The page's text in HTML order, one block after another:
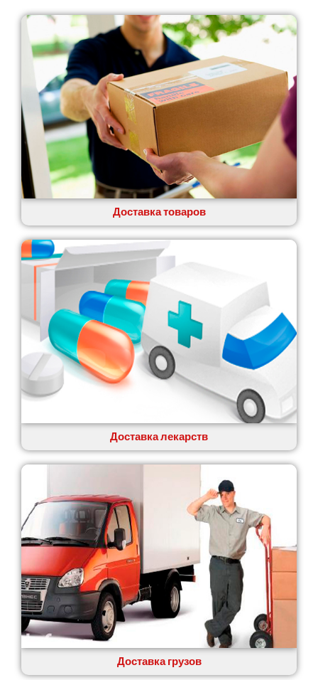
Фонтанка
Гатное
Глеваха
Горишние Плавни
Гостомель
Харьков
Херсон
Хмельницкий
Хмельник
Ирпень
Ивано-Франковск
Измаил
Кагарлык
Калуш
Каменец-Подольский
Каменка
Каменское
Казатин
Кобеляки
Коцюбинское
Конотоп
Коростень
Корсунь-Шевченковский
Ковель
Козин
Кременчуг
Кременец
Кривой Рог
Кролевец
Кропивницкий
Крыховцы
Крюковщина
Крыжановка
Ладыжин
Лесники
Доставка товаров
Доставка лекарств
Доставка грузов